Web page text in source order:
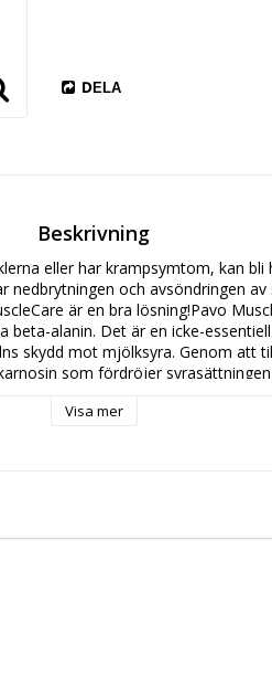
DELA
Beskrivning
eller har krampsymtom, kan
nedbrytningen och avsöndringen
är en bra lösning!Pavo
beta-alanin. Det är en icke-
skydd mot mjölksyra. Genom att
som fördröjer
Visa mer